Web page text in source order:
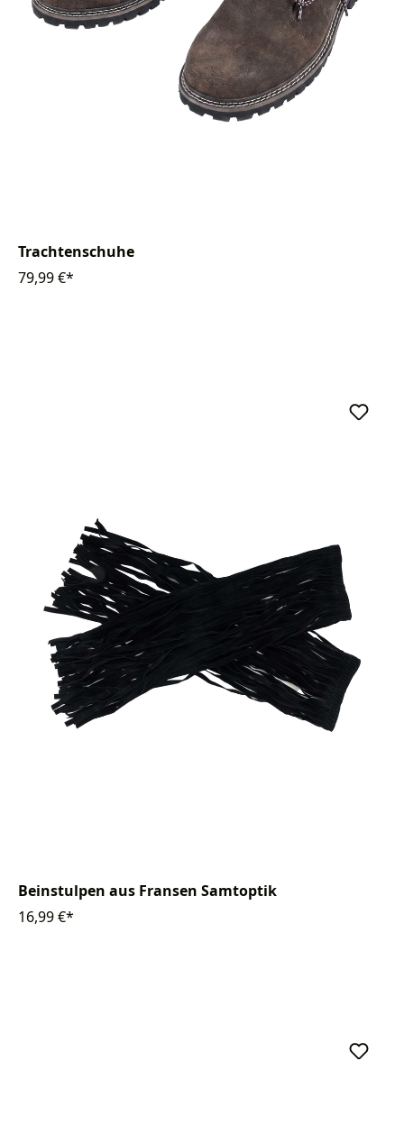
Trachtenschuhe
79,99 €*
Beinstulpen aus Fransen Samtoptik
16,99 €*